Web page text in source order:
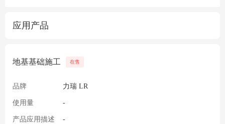
应用产品
地基基础施工 在售
品牌 力瑞 LR
使用量 -
产品应用描述 -